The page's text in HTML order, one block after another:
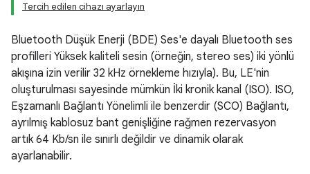
Tercih edilen cihazı ayarlayın
Bluetooth Düşük Enerji (BDE) Ses'e dayalı Bluetooth ses
profilleri Yüksek kaliteli sesin (örneğin, stereo ses) iki yönlü
akışına izin verilir 32 kHz örnekleme hızıyla). Bu, LE'nin
oluşturulması sayesinde mümkün İki kronik kanal (ISO). ISO,
Eşzamanlı Bağlantı Yönelimli ile benzerdir (SCO) Bağlantı,
ayrılmış kablosuz bant genişliğine rağmen rezervasyon
artık 64 Kb/sn ile sınırlı değildir ve dinamik olarak
ayarlanabilir.